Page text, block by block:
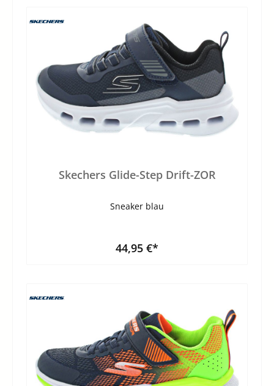
Skechers Glide-Step Drift-ZOR
Sneaker blau
44,95 €*